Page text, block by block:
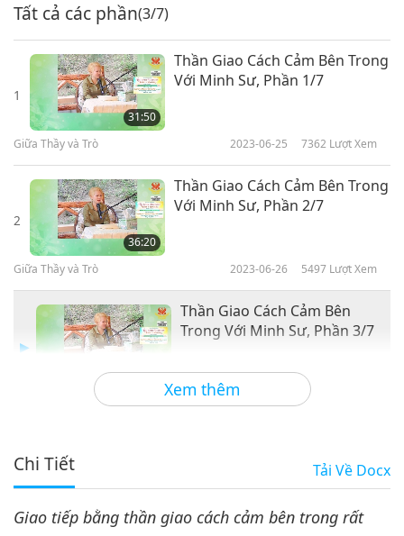
Xem thêm
Tất cả các phần(3/7)
1
31:50
Thần Giao Cách Cảm Bên Trong
Với Minh Sư, Phần 1/7
Giữa Thầy và Trò 2023-06-25 7362 Lượt Xem
2
36:20
Thần Giao Cách Cảm Bên Trong
Với Minh Sư, Phần 2/7
Giữa Thầy và Trò 2023-06-26 5497 Lượt Xem
Thần Giao Cách Cảm Bên
Trong Với Minh Sư, Phần 3/7
Giữa Thầy và Trò 2023-06-27 5358
4
33:52
Giữa Thầy và Trò 2023-06-28 5083Lượt Xem
Chi Tiết Tải Về Docx
Giao tiếp bằng thần giao cách cảm bên trong rất